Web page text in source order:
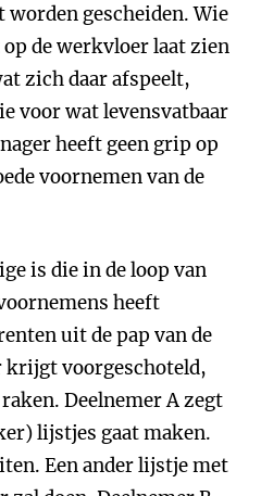
gescheiden. Wie
de werkvloer laat zien
zich daar afspeelt,
voor wat levensvatbaar
heeft geen grip op
voornemen van de
is die in de loop van
heeft
uit de pap van de
voorgeschoteld,
Deelnemer A zegt
lijstjes gaat maken.
Een ander lijstje met